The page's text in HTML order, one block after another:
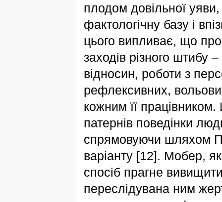
плодом довільної
фактологічну базу і
цього випливає, що
заходів різного штибу
відносин, роботи з
рефлексивних,
кожним її
патернів поведінки
спрямовуючи шляхом
варіанту [12]. Мобер,
спосіб прагне
переслідувана ним